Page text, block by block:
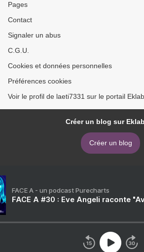
Pages
Contact
Signaler un abus
C.G.U.
Cookies et données personnelles
Préférences cookies
Voir le profil de laeti7331 sur le portail
Créer un blog sur
Créer un blog
FACE A - un podcast Purecharts
FACE A #30 : Eve Angeli raconte